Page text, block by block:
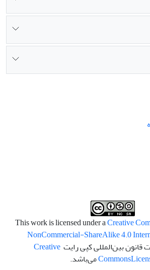
Creative
NonCommercial-ShareAlike 4.0
قانون بین‌المللی کپی رایتCreative
Commonsمی‌باشد.